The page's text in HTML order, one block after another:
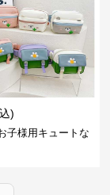
)
子様用キュートな